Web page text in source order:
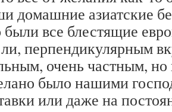
домашние азиатские
были все блестящие
перпендикулярным
очень частным,
было нашими
или даже на